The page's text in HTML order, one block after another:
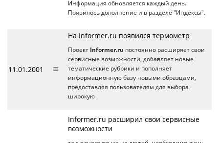
Информация обновляется каждый день.
Появилось дополнение и в разделе "Индексы".
11.01.2001
На Informer.ru появился термометр
Проект Informer.ru постоянно расширяет свои
сервисные возможности, добавляет новые
тематические рубрики и пополняет
информационную базу новыми образцами,
предоставляя пользователям для выбора
широкую
Informer.ru расширил свои сервисные
возможности